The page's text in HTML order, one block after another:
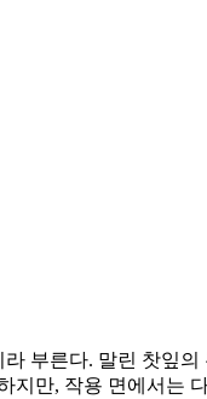
부른다. 말린 찻잎
지만, 작용 면에서는